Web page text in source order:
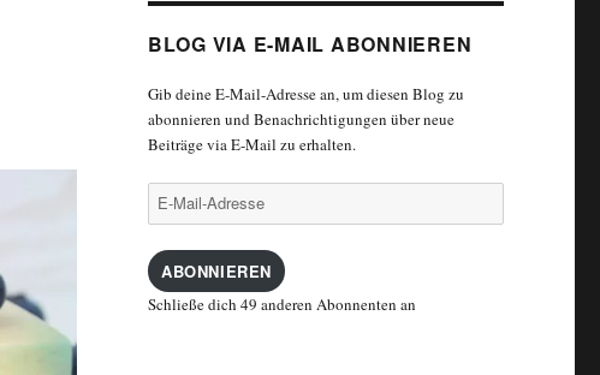
BLOG VIA E-MAIL ABONNIEREN
Gib deine E-Mail-Adresse an, um diesen Blog zu
abonnieren und Benachrichtigungen über neue
Beiträge via E-Mail zu erhalten.
E-
Mail-
ABONNIEREN
Schließe dich 49 anderen Abonnenten an